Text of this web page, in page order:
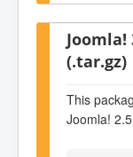
Joomla!
(.tar.gz)
This
Joomla!